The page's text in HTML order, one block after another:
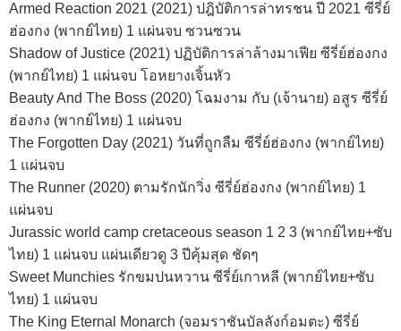
Armed Reaction 2021 (2021) ปฎิบัติการล่าทรชน ปี 2021 ซีรี่ย์
ฮ่องกง (พากย์ไทย) 1 แผ่นจบ ซวนซวน
Shadow of Justice (2021) ปฏิบัติการล่าล้างมาเฟีย ซีรี่ย์ฮ่องกง
(พากย์ไทย) 1 แผ่นจบ โอหยางเจิ้นหัว
Beauty And The Boss (2020) โฉมงาม กับ (เจ้านาย) อสูร ซีรี่ย์
ฮ่องกง (พากย์ไทย) 1 แผ่นจบ
The Forgotten Day (2021) วันที่ถูกลืม ซีรี่ย์ฮ่องกง (พากย์ไทย)
1 แผ่นจบ
The Runner (2020) ตามรักนักวิ่ง ซีรี่ย์ฮ่องกง (พากย์ไทย) 1
แผ่นจบ
Jurassic world camp cretaceous season 1 2 3 (พากย์ไทย+ซับ
ไทย) 1 แผ่นจบ แผ่นเดียวดู 3 ปีคุ้มสุด ชัดๆ
Sweet Munchies รักขมปนหวาน ซีรี่ย์เกาหลี (พากย์ไทย+ซับ
ไทย) 1 แผ่นจบ
The King Eternal Monarch (จอมราชันบัลลังก์อมตะ) ซีรี่ย์